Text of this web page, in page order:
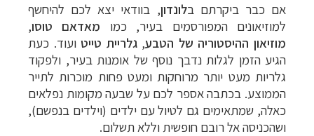
אם כבר ביקרתם בלונדון, בוודאי יצא לכם להיחשף
למוזיאונים המפורסמים בעיר, כמו מאדאם טוסו,
מוזיאון ההיסטוריה של הטבע,גלריית טייטועוד. כעת
הגיע הזמן לגלות נדבך נוסף של אומנות בעיר, ולפקוד
גלריות מעט יותר מרוחקות ומעט פחות מוכרות לתייר
הממוצע. בכתבה אספר לכם על שבעה מקומות נפלאים
כאלה, שמתאימים גם לטיול עם ילדים (וילדים בנפשם),
ושהכניסה אל רובם חופשית וללא תשלום.